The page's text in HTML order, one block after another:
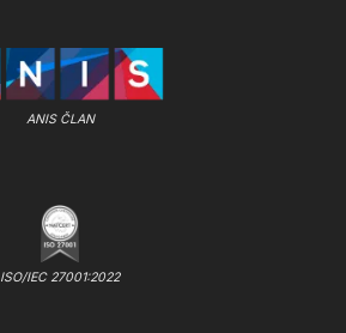
ANIS ČLAN
ISO/IEC 27001:2022